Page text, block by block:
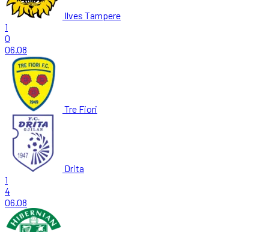
Ilves Tampere
1
0
06.08
Tre Fiori
Drita
1
4
06.08